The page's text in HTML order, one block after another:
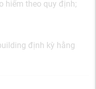
hiểm theo quy định;
định kỳ hằng